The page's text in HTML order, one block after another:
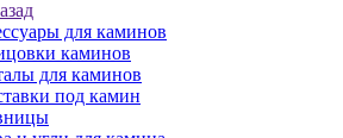
для каминов
каминов
для каминов
под камин